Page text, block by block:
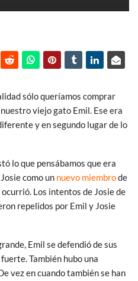
sólo queríamos comprar
viejo gato Emil. Ese era
y en segundo lugar de lo
lo que pensábamos que era
como un nuevo miembrode
Los intentos de Josie de
repelidos por Emil y Josie
Emil se defendió de sus
También hubo una
vez en cuando también se han